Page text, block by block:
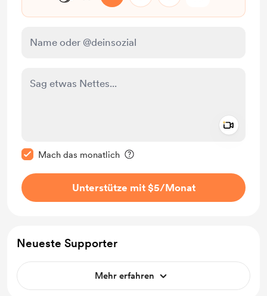
Mach das monatlich
Unterstütze mit $5/Monat
Neueste Supporter
Mehr erfahren